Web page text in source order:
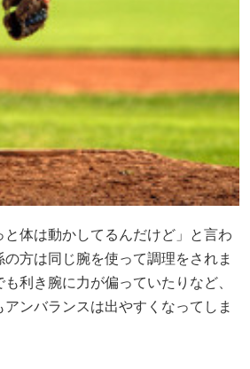
体は動かしてるんだけど」と言わ
方は同じ腕を使って調理をされま
利き腕に力が偏っていたりなど、
ンバランスは出やすくなってしま